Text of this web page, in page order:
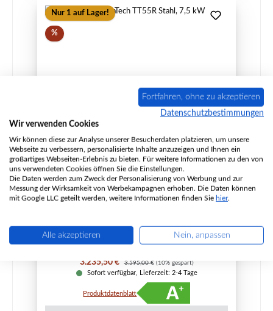
Nur 1 auf Lager!
%Rabatt
Kaminofen TermaTech TT55R Stahl, 7,5 kW
Produktnummer:SMS01-350
Verkaufspreis:
3.235,50 € Regulärer Preis:
3.595,00 € (10% gespart)
Sofort verfügbar, Lieferzeit: 2-4 Tage
Produktdatenblatt
Fortfahren, ohne zu akzeptieren
Datenschutzbestimmungen
Wir verwenden Cookies
Wir können diese zur Analyse unserer Besucherdaten platzieren, um unsere
Webseite zu verbessern, personalisierte Inhalte anzuzeigen und Ihnen ein
großartiges Webseiten-Erlebnis zu bieten. Für weitere Informationen zu den von
uns verwendeten Cookies öffnen Sie die Einstellungen.
Die Daten werden zum Zweck der Personalisierung von Werbung und zur
Messung der Wirksamkeit von Werbekampagnen erhoben. Die Daten können
mit Google LLC geteilt werden, weitere Informationen finden Sie hier.
Alle akzeptieren Nein, anpassen